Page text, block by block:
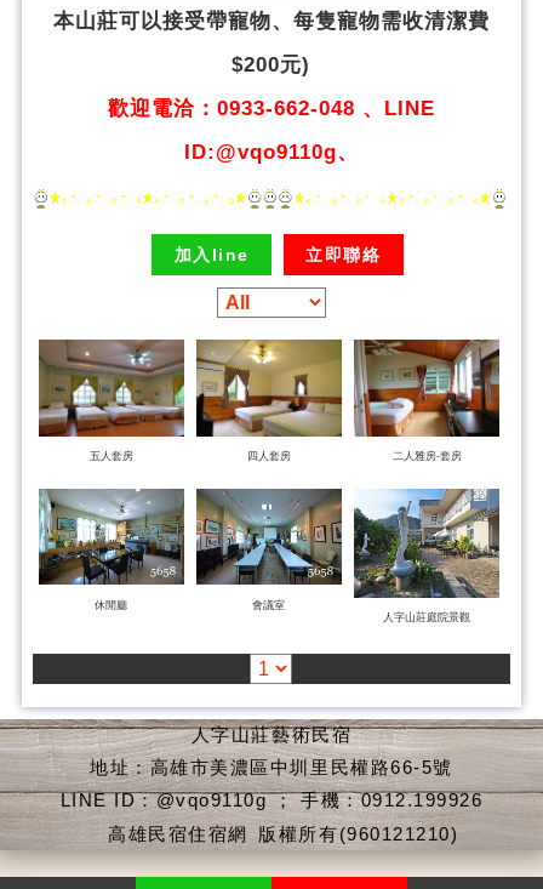
本山莊可以接受帶寵物、 每隻寵物需收清潔費
$200元)
歡迎電洽：0933-662-048 、LINE
ID:@vqo9110g、
加入line 立即聯絡
五人套房 四人套房 二人雅房-套房
休閒廳
會議室
人字山莊庭院景觀
人字山莊藝術民宿
地址：高雄市美濃區中圳里民權路66-5號
LINE ID：@vqo9110g ； 手機：0912.199926
高雄民宿住宿網 版權所有(960121210)